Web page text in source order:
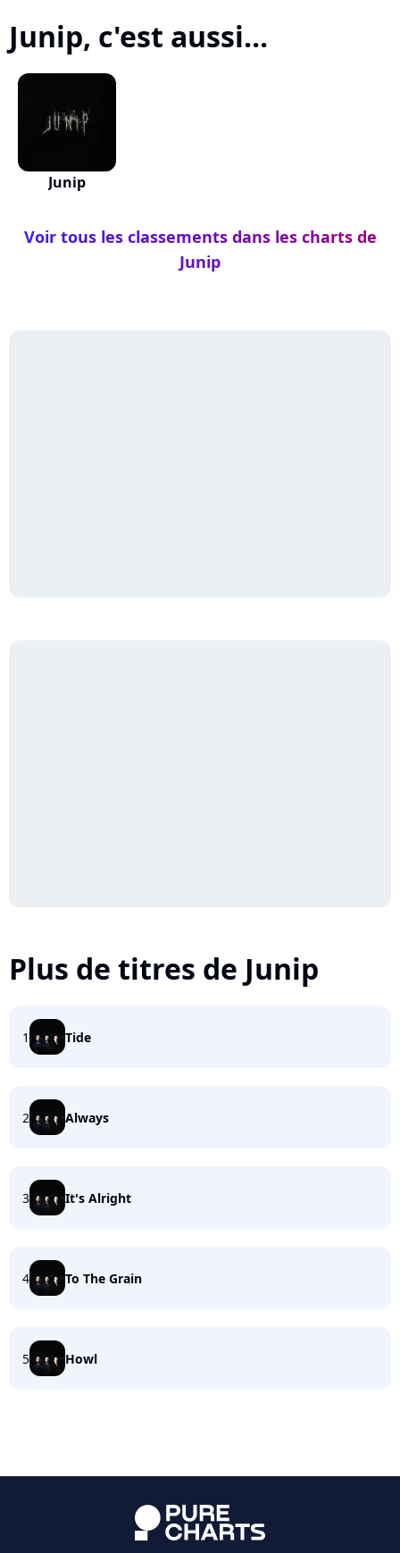
Junip, c'est aussi...
Junip
Voir tous les classements dans les charts de
Junip
Plus de titres de Junip
1 Tide
2 Always
3 It's Alright
4 To The Grain
5 Howl